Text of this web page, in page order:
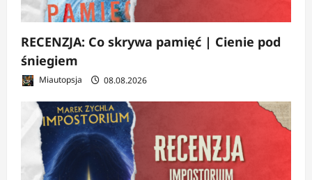
RECENZJA: Co skrywa pamięć | Cienie pod
śniegiem
Miautopsja 08.08.2026